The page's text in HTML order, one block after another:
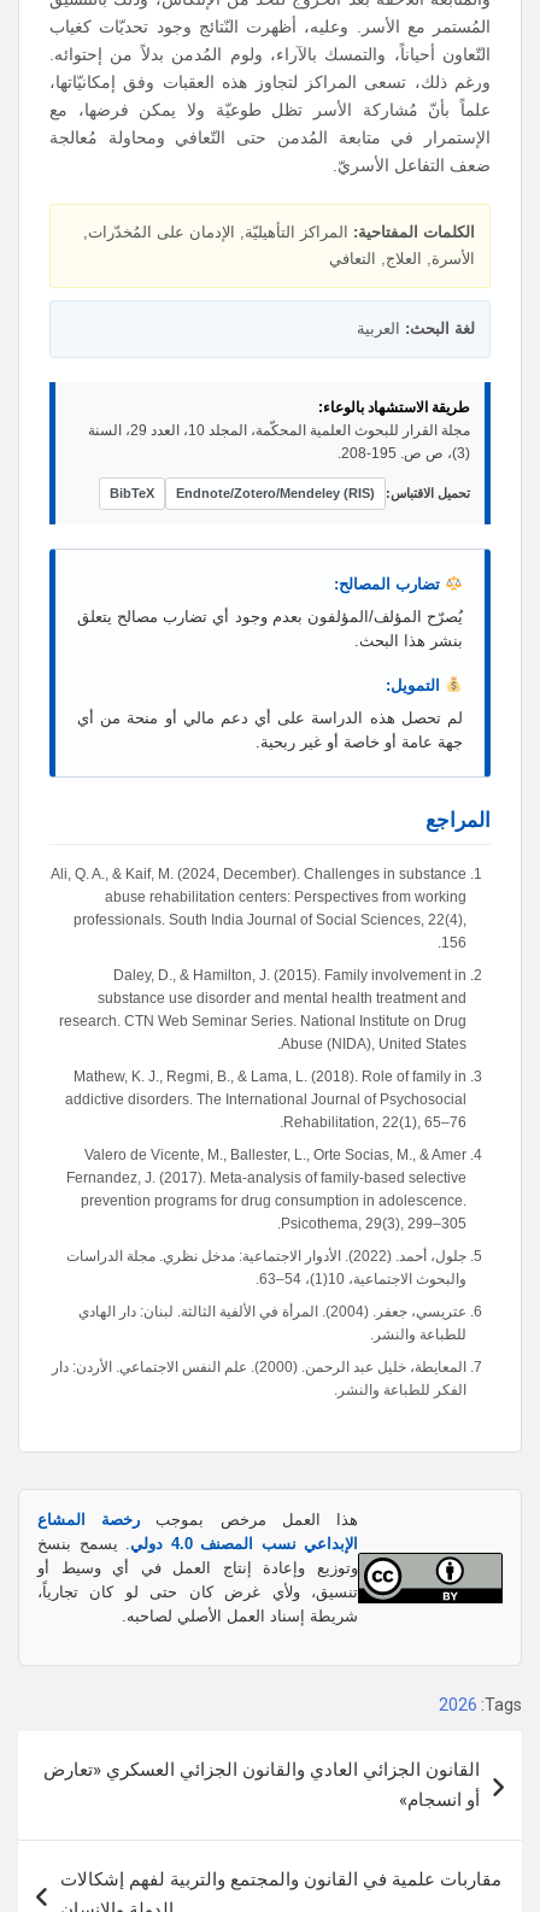
المُستمر مع الأسر. وعليه، أظهرت النّتائج وجود تحديّات كغياب
التّعاون أحياناً، والتمسك بالآراء، ولوم المُدمن بدلاً من إحتوائه.
ورغم ذلك، تسعى المراكز لتجاوز هذه العقبات وفق إمكانيّاتها،
علماً بأنّ مُشاركة الأسر تظل طوعيّة ولا يمكن فرضها، مع
الإستمرار في متابعة المُدمن حتى التّعافي ومحاولة مُعالجة
ضعف التفاعل الأسريّ.
الكلمات المفتاحية: المراكز التأهيليّة, الإدمان على المُخدّرات,
الأسرة, العلاج, التعافي
لغة البحث: العربية
طريقة الاستشهاد بالوعاء:
مجلة القرار للبحوث العلمية المحكّمة، المجلد 10، العدد 29، السنة
(3)، ص ص. 195-208.
تحميل الاقتباس: Endnote/Zotero/Mendeley (RIS)
BibTeX
تضارب المصالح:
يُصرّح المؤلف/المؤلفون بعدم وجود أي تضارب مصالح يتعلق
بنشر هذا البحث.
التمويل:
لم تحصل هذه الدراسة على أي دعم مالي أو منحة من أي
جهة عامة أو خاصة أو غير ربحية.
المراجع
Ali, Q. A., & Kaif, M. (2024, December). Challenges in substance
abuse rehabilitation centers: Perspectives from working
professionals. South India Journal of Social Sciences, 22(4),
156.
Daley, D., & Hamilton, J. (2015). Family involvement in
substance use disorder and mental health treatment and
research. CTN Web Seminar Series. National Institute on Drug
Abuse (NIDA), United States.
Mathew, K. J., Regmi, B., & Lama, L. (2018). Role of family in
addictive disorders. The International Journal of Psychosocial
Rehabilitation, 22(1), 65–76.
Valero de Vicente, M., Ballester, L., Orte Socias, M., & Amer
Fernandez, J. (2017). Meta-analysis of family-based selective
prevention programs for drug consumption in adolescence.
Psicothema, 29(3), 299–305.
جلول، أحمد. (2022). الأدوار الاجتماعية: مدخل نظري. مجلة الدراسات
والبحوث الاجتماعية، 10(1)، 54–63.
عتريسي، جعفر. (2004). المرأة في الألفية الثالثة. لبنان: دار الهادي
للطباعة والنشر.
المعايطة، خليل عبد الرحمن. (2000). علم النفس الاجتماعي. الأردن: دار
الفكر للطباعة والنشر.
هذا العمل مرخص بموجب رخصة المشاع
الإبداعي نسب المصنف 4.0 دولي
. يسمح بنسخ
وتوزيع وإعادة إنتاج العمل في أي وسيط أو
تنسيق، ولأي غرض كان حتى لو كان تجارياً،
شريطة إسناد العمل الأصلي لصاحبه.
Tags:
2026
المقالات
القانون الجزائي العادي والقانون الجزائي العسكري «تعارض
أو انسجام»
مقاربات علمية في القانون والمجتمع والتربية لفهم إشكالات